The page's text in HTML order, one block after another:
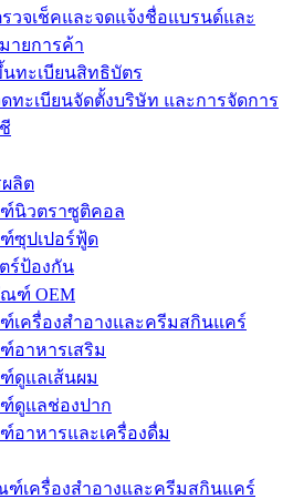
วจเช็คและจดแจ้งชื่อแบรนด์และ
ายการค้า
ทะเบียนสิทธิบัตร
ทะเบียนจัดตั้งบริษัท และการจัดการ
ลิต
นิวตราซูติคอล
ซุปเปอร์ฟู้ด
ร์ป้องกัน
ฑ์ OEM
เครื่องสำอางและครีมสกินแคร์
อาหารเสริม
ดูแลเส้นผม
ดูแลช่องปาก
อาหารและเครื่องดื่ม
ฑ์เครื่องสำอางและครีมสกินแคร์